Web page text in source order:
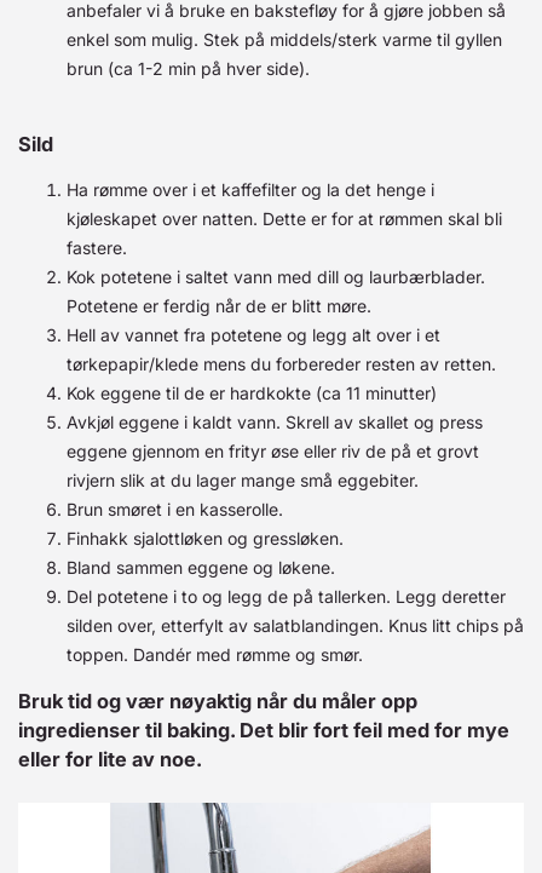
anbefaler vi å bruke en bakstefløy for å gjøre jobben så
enkel som mulig. Stek på middels/sterk varme til gyllen
brun (ca 1-2 min på hver side).
Sild
Ha rømme over i et kaffefilter og la det henge i
kjøleskapet over natten. Dette er for at rømmen skal bli
fastere.
Kok potetene i saltet vann med dill og laurbærblader.
Potetene er ferdig når de er blitt møre.
Hell av vannet fra potetene og legg alt over i et
tørkepapir/klede mens du forbereder resten av retten.
Kok eggene til de er hardkokte (ca 11 minutter)
Avkjøl eggene i kaldt vann. Skrell av skallet og press
eggene gjennom en frityr øse eller riv de på et grovt
rivjern slik at du lager mange små eggebiter.
Brun smøret i en kasserolle.
Finhakk sjalottløken og gressløken.
Bland sammen eggene og løkene.
Del potetene i to og legg de på tallerken. Legg deretter
silden over, etterfylt av salatblandingen. Knus litt chips på
toppen. Dandér med rømme og smør.
Bruk tid og vær nøyaktig når du måler opp
ingredienser til baking. Det blir fort feil med for mye
eller for lite av noe.